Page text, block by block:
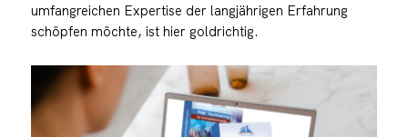
umfangreichen Expertise der langjährigen Erfahrung
schöpfen möchte, ist hier goldrichtig.